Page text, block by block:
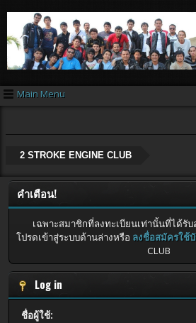
Main Menu
2 STROKE ENGINE CLUB
คำเตือน!
เฉพาะสมาชิกที่ลงทะเบียนเท่านั้นที่ได้รั
โปรดเข้าสู่ระบบด้านล่างหรือ ลงชื่อสมัครใช้
CLUB
Log in
ชื่อผู้ใช้: